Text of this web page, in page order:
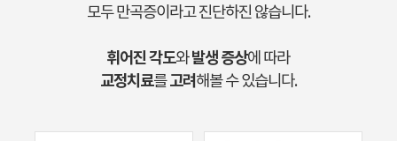
모두 만곡증이라고 진단하진 않습니다.
휘어진 각도와발생 증상에 따라
교정치료를고려해볼 수 있습니다.